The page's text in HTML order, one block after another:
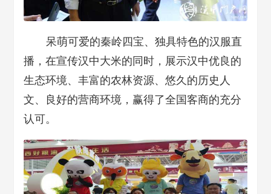
呆萌可爱的秦岭四宝、独具特色的汉服直
播，在宣传汉中大米的同时，展示汉中优良的
生态环境、丰富的农林资源、悠久的历史人
文、良好的营商环境，赢得了全国客商的充分
认可。